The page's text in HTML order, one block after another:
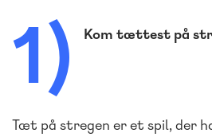
1) Kom tættest på
Tæt­ på­ stregen er et spil, der